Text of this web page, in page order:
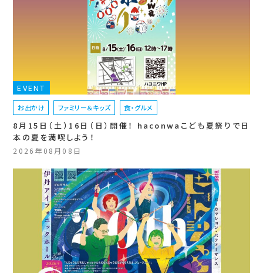
EVENT
お出かけ ファミリー＆キッズ 食・グルメ
8月15日（土）16日（日）開催！ haconwaこども夏祭りで日
本の夏を満喫しよう！
2026年08月08日